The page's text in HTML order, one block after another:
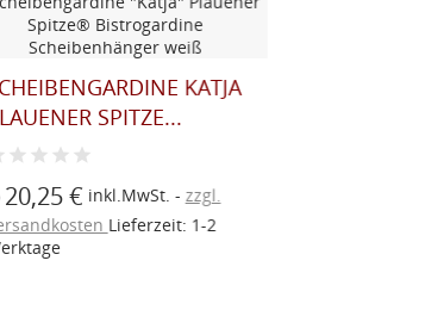
SCHEIBENGARDINE
HEINRICH...
ab19,05 €inkl.MwSt. zzgl.
VersandkostenLieferzeit: 1-2
Werktage